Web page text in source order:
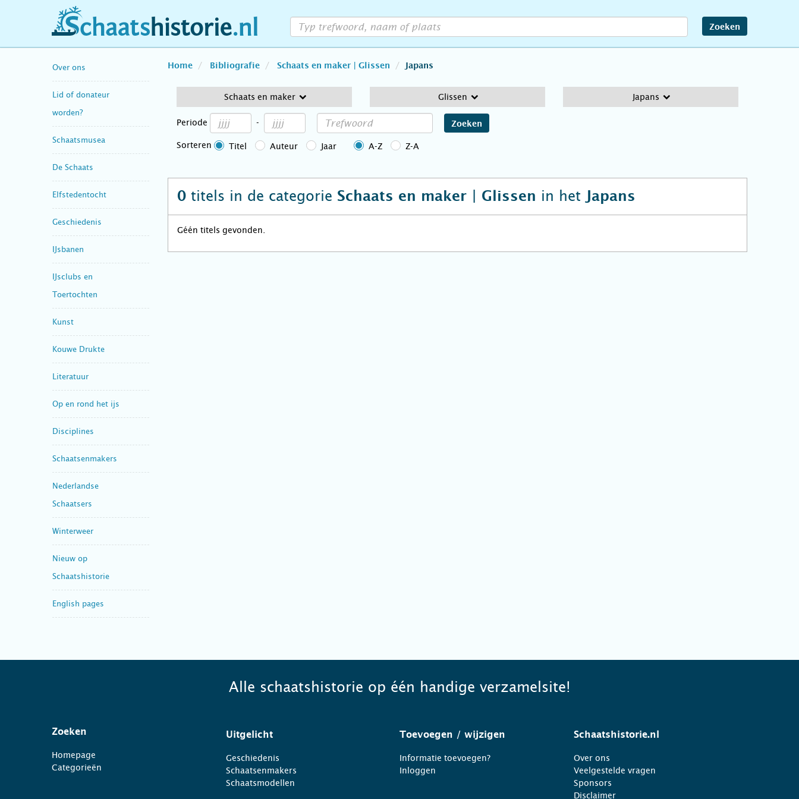
schaatshistorie.nl Zoeken
Over ons
Lid of donateur
worden?
Schaatsmusea
De Schaats
Elfstedentocht
Geschiedenis
IJsbanen
IJsclubs en
Toertochten
Kunst
Kouwe Drukte
Literatuur
Op en rond het ijs
Disciplines
Schaatsenmakers
Nederlandse
Schaatsers
Winterweer
Nieuw op
Schaatshistorie
English pages
Home Bibliografie Schaats en maker | Glissen Japans
Schaats en maker Glissen Japans
Periode - Zoeken
Sorteren Titel Auteur Jaar A-Z Z-A
0 titels in de categorie Schaats en maker | Glissen in het Japans
Géén titels gevonden.
Alle schaatshistorie op één handige verzamelsite!
Zoeken
Homepage
Categorieën
Uitgelicht
Geschiedenis
Schaatsenmakers
Schaatsmodellen
Toevoegen / wijzigen
Informatie toevoegen?
Inloggen
Schaatshistorie.nl
Over ons
Veelgestelde vragen
Sponsors
Disclaimer